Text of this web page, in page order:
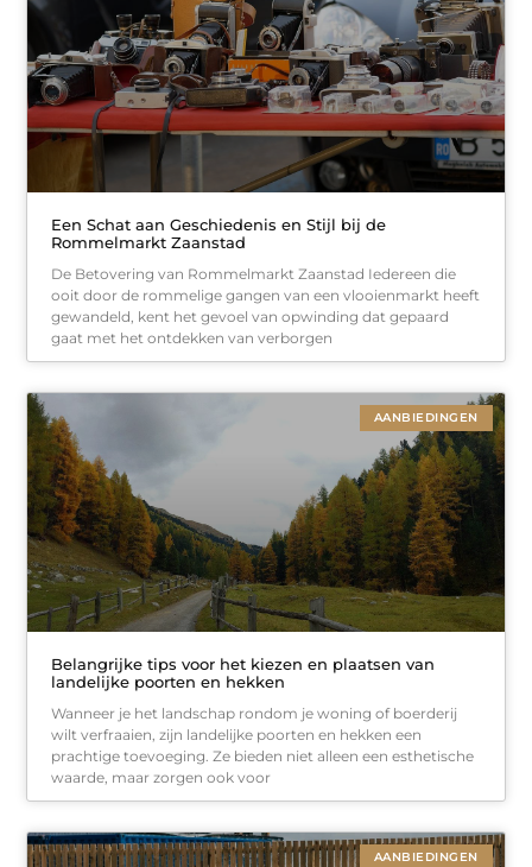
Een Schat aan Geschiedenis en Stijl bij de
Rommelmarkt Zaanstad
De Betovering van Rommelmarkt Zaanstad Iedereen die
ooit door de rommelige gangen van een vlooienmarkt heeft
gewandeld, kent het gevoel van opwinding dat gepaard
gaat met het ontdekken van verborgen
AANBIEDINGEN
Belangrijke tips voor het kiezen en plaatsen van
landelijke poorten en hekken
Wanneer je het landschap rondom je woning of boerderij
wilt verfraaien, zijn landelijke poorten en hekken een
prachtige toevoeging. Ze bieden niet alleen een esthetische
waarde, maar zorgen ook voor
AANBIEDINGEN